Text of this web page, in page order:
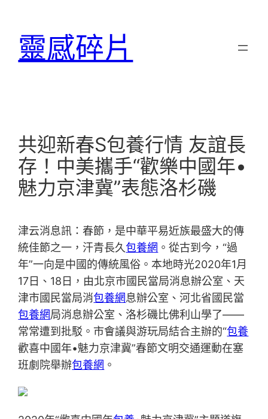
靈感碎片
共迎新春S包養行情 友誼長
存！中美攜手“歡樂中國年•
魅力京津冀”表態洛杉磯
津云消息訊：春節，是中華平易近族最盛大的傳
統佳節之一，汗青長久包養網 。從古到今，“過
年”一向是中國的傳統風俗。本地時光2020年1月
17日、18日，由北京市國民當局消息辦公室、天
津市國民當局消包養網息辦公室、河北省國民當
包養網局消息辦公室、洛杉磯比佛利山學了——
常常遭到批駁。市會議與游玩局結合主辦的“包養
歡喜中國年•魅力京津冀”春節文明交通運動在塞
班劇院舉辦包養網 。